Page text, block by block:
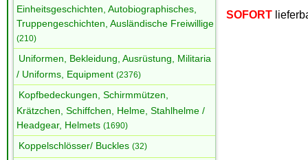
Einheitsgeschichten, Autobiographisches,
Truppengeschichten, Ausländische Freiwillige
(210)
Uniformen, Bekleidung, Ausrüstung, Militaria
/ Uniforms, Equipment (2376)
Kopfbedeckungen, Schirmmützen,
Krätzchen, Schiffchen, Helme, Stahlhelme /
Headgear, Helmets (1690)
Koppelschlösser/ Buckles (32)
SOFORT